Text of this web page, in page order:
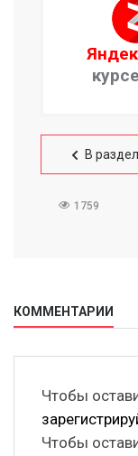
В
1759
КОММЕНТАРИИ
Чтобы
Чтобы